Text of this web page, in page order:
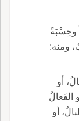
وحِسْبَةً
ومنه:
أو
الفَعالُ
أو